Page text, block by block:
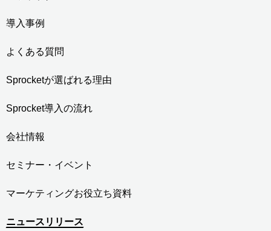
導入事例
よくある質問
Sprocketが選ばれる理由
Sprocket導入の流れ
会社情報
セミナー・イベント
マーケティングお役立ち資料
ニュースリリース